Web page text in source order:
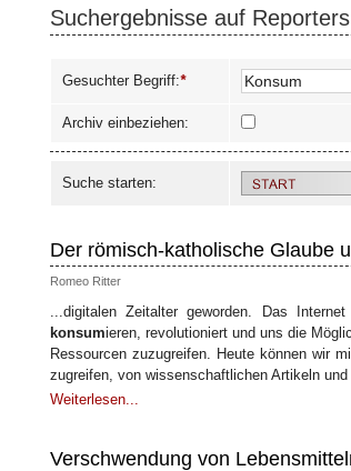
Suchergebnisse auf
Gesuchter Begriff:*
Archiv einbeziehen:
Suche starten:
Der römisch-katholische Glaube
Romeo Ritter
...digitalen Zeitalter geworden. Das
konsumieren, revolutioniert und uns die
Ressourcen zuzugreifen. Heute können wir
zugreifen, von wissenschaftlichen Artikeln
Weiterlesen...
Verschwendung von